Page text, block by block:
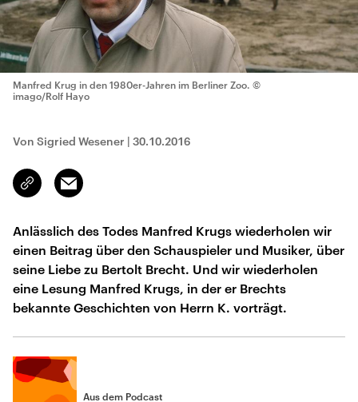
Manfred Krug in den 1980er-Jahren im Berliner Zoo. ©
imago/Rolf Hayo
Von Sigried Wesener | 30.10.2016
Link
kopieren/teilen
Email
Anlässlich des Todes Manfred Krugs wiederholen wir
einen Beitrag über den Schauspieler und Musiker, über
seine Liebe zu Bertolt Brecht. Und wir wiederholen
eine Lesung Manfred Krugs, in der er Brechts
bekannte Geschichten von Herrn K. vorträgt.
Aus dem Podcast